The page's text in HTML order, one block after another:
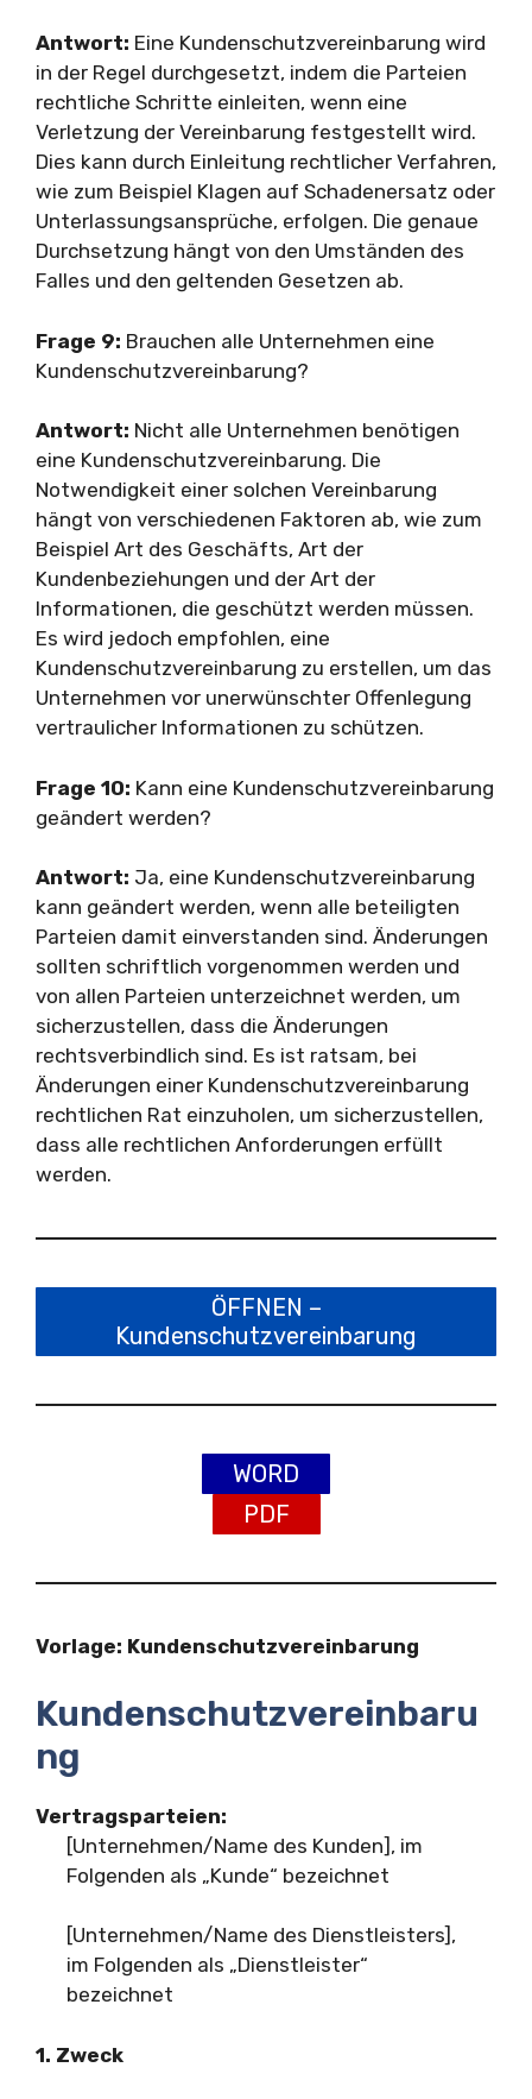
Antwort: Eine Kundenschutzvereinbarung wird
in der Regel durchgesetzt, indem die Parteien
rechtliche Schritte einleiten, wenn eine
Verletzung der Vereinbarung festgestellt wird.
Dies kann durch Einleitung rechtlicher Verfahren,
wie zum Beispiel Klagen auf Schadenersatz oder
Unterlassungsansprüche, erfolgen. Die genaue
Durchsetzung hängt von den Umständen des
Falles und den geltenden Gesetzen ab.
Frage 9: Brauchen alle Unternehmen eine
Kundenschutzvereinbarung?
Antwort: Nicht alle Unternehmen benötigen
eine Kundenschutzvereinbarung. Die
Notwendigkeit einer solchen Vereinbarung
hängt von verschiedenen Faktoren ab, wie zum
Beispiel Art des Geschäfts, Art der
Kundenbeziehungen und der Art der
Informationen, die geschützt werden müssen.
Es wird jedoch empfohlen, eine
Kundenschutzvereinbarung zu erstellen, um das
Unternehmen vor unerwünschter Offenlegung
vertraulicher Informationen zu schützen.
Frage 10: Kann eine Kundenschutzvereinbarung
geändert werden?
Antwort: Ja, eine Kundenschutzvereinbarung
kann geändert werden, wenn alle beteiligten
Parteien damit einverstanden sind. Änderungen
sollten schriftlich vorgenommen werden und
von allen Parteien unterzeichnet werden, um
sicherzustellen, dass die Änderungen
rechtsverbindlich sind. Es ist ratsam, bei
Änderungen einer Kundenschutzvereinbarung
rechtlichen Rat einzuholen, um sicherzustellen,
dass alle rechtlichen Anforderungen erfüllt
werden.
ÖFFNEN –
Kundenschutzvereinbarung
WORD
PDF
Vorlage: Kundenschutzvereinbarung
Kundenschutzvereinbaru
ng
Vertragsparteien:
[Unternehmen/Name des Kunden], im
Folgenden als „Kunde“ bezeichnet
[Unternehmen/Name des Dienstleisters],
im Folgenden als „Dienstleister“
bezeichnet
1. Zweck